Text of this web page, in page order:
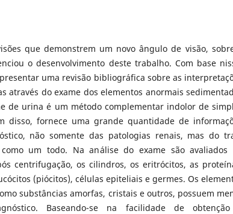
que demonstrem um novo ângulo de visão,
o desenvolvimento deste trabalho. Com base
uma revisão bibliográfica sobre as
através do exame dos elementos anormais
de urina é um método complementar indolor de
disso, fornece uma grande quantidade de
não somente das patologias renais, mas do
um todo. Na análise do exame são avaliados
centrifugação, os cilindros, os eritrócitos, as
(piócitos), células epiteliais e germes. Os
substâncias amorfas, cristais e outros, possuem
Baseando-se na facilidade de